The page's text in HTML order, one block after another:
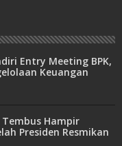
Entry Meeting BPK,
Keuangan
Hampir
Presiden Resmikan